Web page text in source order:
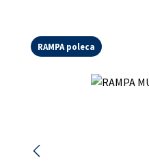
RAMPA poleca
Pomiń galerię zdjęć